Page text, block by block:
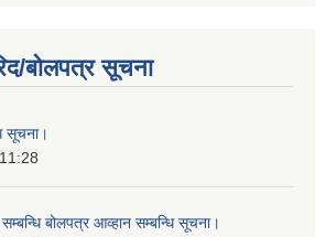
बोलपत्र सूचना
सूचना।
बोलपत्र आव्हान सम्बन्धि सूचना।